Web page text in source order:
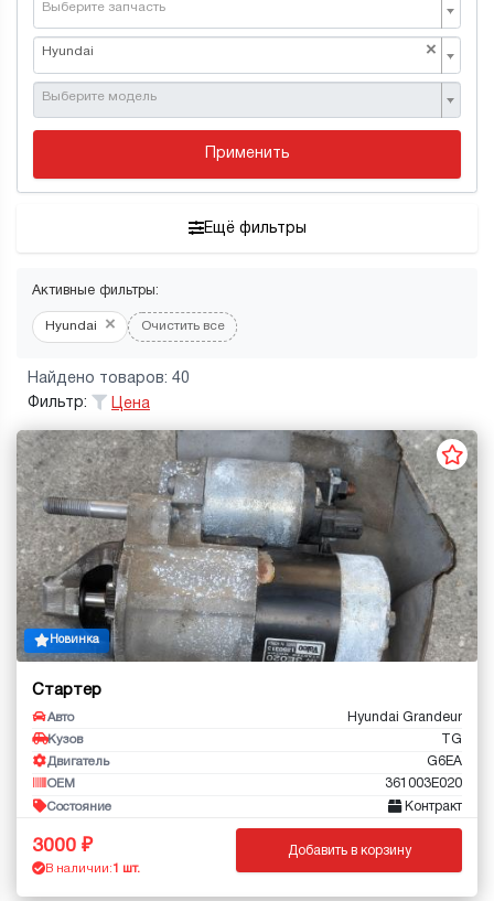
Выберите запчасть
×
Hyundai
Выберите модель
Применить
Ещё фильтры
Активные фильтры:
Hyundai × Очистить все
Найдено товаров: 40
Фильтр:
Цена
Новинка
Стартер
Авто Hyundai Grandeur
Кузов TG
Двигатель G6EA
OEM 361003E020
Состояние Контракт
3000
В наличии: 1 шт.
Добавить в корзину